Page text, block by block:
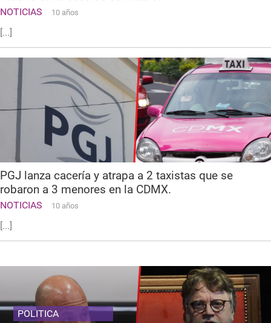
NOTICIAS 10 años
[...]
PGJ lanza cacería y atrapa a 2 taxistas que se
robaron a 3 menores en la CDMX.
NOTICIAS 10 años
[...]
POLITICA